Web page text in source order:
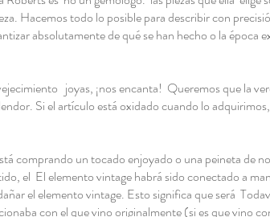
Hacemos todo lo posible para describir con
absolutamente de qué se han hecho o la época
joyas, ¡nos encanta! Queremos que la
Si el artículo está oxidado cuando lo
comprando un tocado enjoyado o una peineta de
el El elemento vintage habrá sido conectado a
el elemento vintage. Esto significa que será
con el que vino originalmente (si es que vino